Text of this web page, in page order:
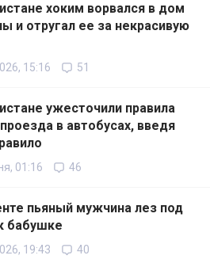
хоким ворвался в дом
и отругал ее за некрасивую
15:16 51
ужесточили правила
в автобусах, введя
01:16 46
пьяный мужчина лез под
бабушке
19:43 40